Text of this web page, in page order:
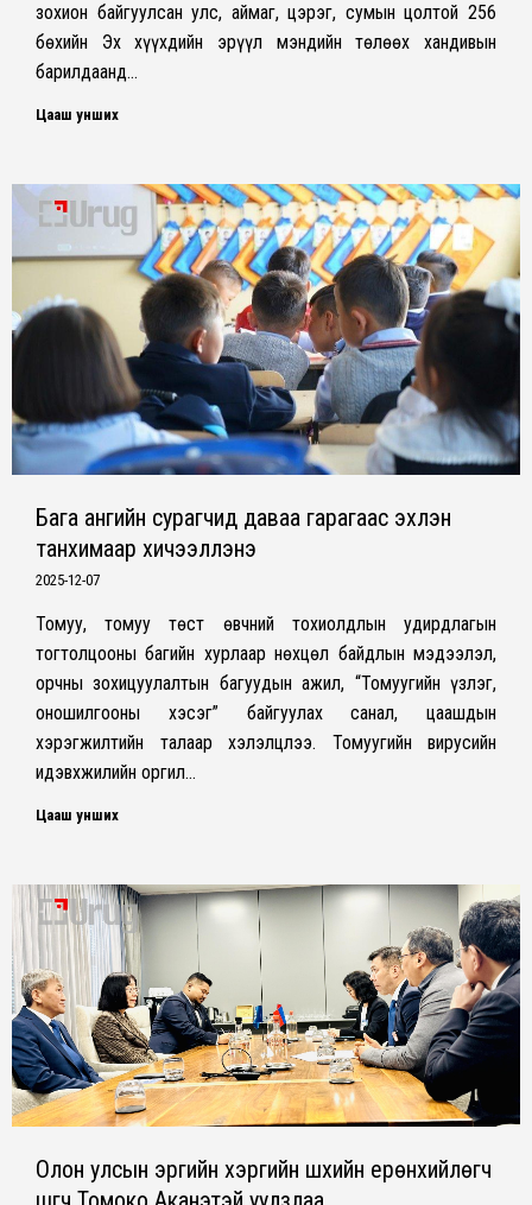
зохион байгуулсан улс, аймаг, цэрэг, сумын цолтой 256
бөхийн Эх хүүхдийн эрүүл мэндийн төлөөх хандивын
барилдаанд…
Цааш унших
Бага ангийн сурагчид даваа гарагаас эхлэн
танхимаар хичээллэнэ
2025-12-07
Томуу, томуу төст өвчний тохиолдлын удирдлагын
тогтолцооны багийн хурлаар нөхцөл байдлын мэдээлэл,
орчны зохицуулалтын багуудын ажил, “Томуугийн үзлэг,
оношилгооны хэсэг” байгуулах санал, цаашдын
хэрэгжилтийн талаар хэлэлцлээ. Томуугийн вирусийн
идэвхжилийн оргил…
Цааш унших
Олон улсын эрүүгийн хэргийн шүүхийн ерөнхийлөгч